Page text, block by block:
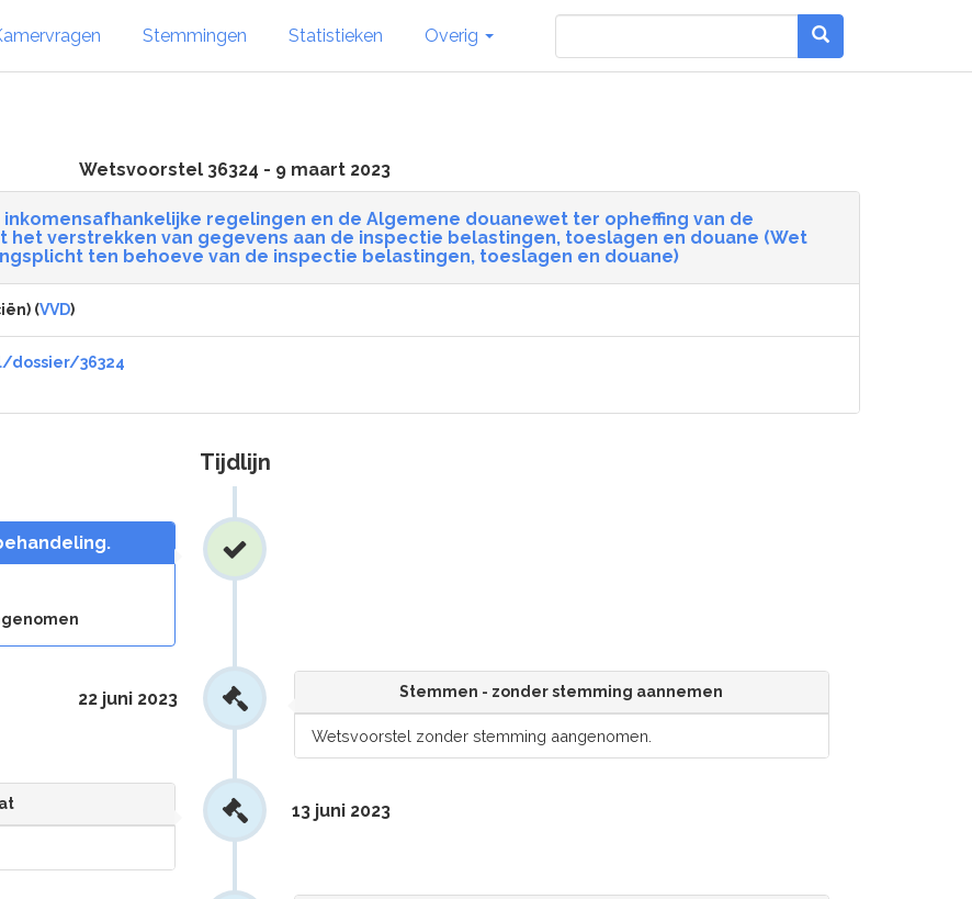
Stemmingen Statistieken Overig
Wetsvoorstel 36324 - 9 maart 2023
regelingen en de Algemene douanewet ter opheffing van de
verstrekken van gegevens aan de inspectie belastingen, toeslagen en douane (Wet
ten behoeve van de inspectie belastingen, toeslagen en douane)
(VVD)
dossier/36324
Tijdlijn
Stemmen - zonder stemming aannemen
Wetsvoorstel zonder stemming aangenomen.
22 juni 2023
13 juni 2023